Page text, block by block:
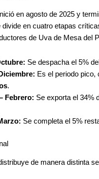
en agosto de 2025 y
divide en cuatro etapas
de Uva de Mesa del
Se despacha el 5%
Es el periodo pico,
.
Febrero: Se exporta el 34%
Se completa el 5%
de manera distinta